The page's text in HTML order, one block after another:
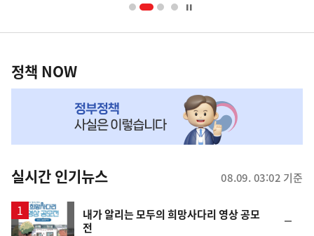
영
책
NOW,
뉴
스
정책 NOW
실시간 인기뉴스 08.09. 03:02 기준
내가 알리는 모두의 희망사다리 영상 공모
전